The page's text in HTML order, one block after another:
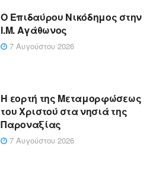
Ο Επιδαύρου Νικόδημος στην
Ι.Μ. Αγάθωνος
7 Αυγούστου 2026
Η εορτή της Μεταμορφώσεως
του Χριστού στα νησιά της
Παροναξίας
7 Αυγούστου 2026